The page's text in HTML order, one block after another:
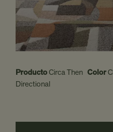
Producto Circa Then Color
Directional